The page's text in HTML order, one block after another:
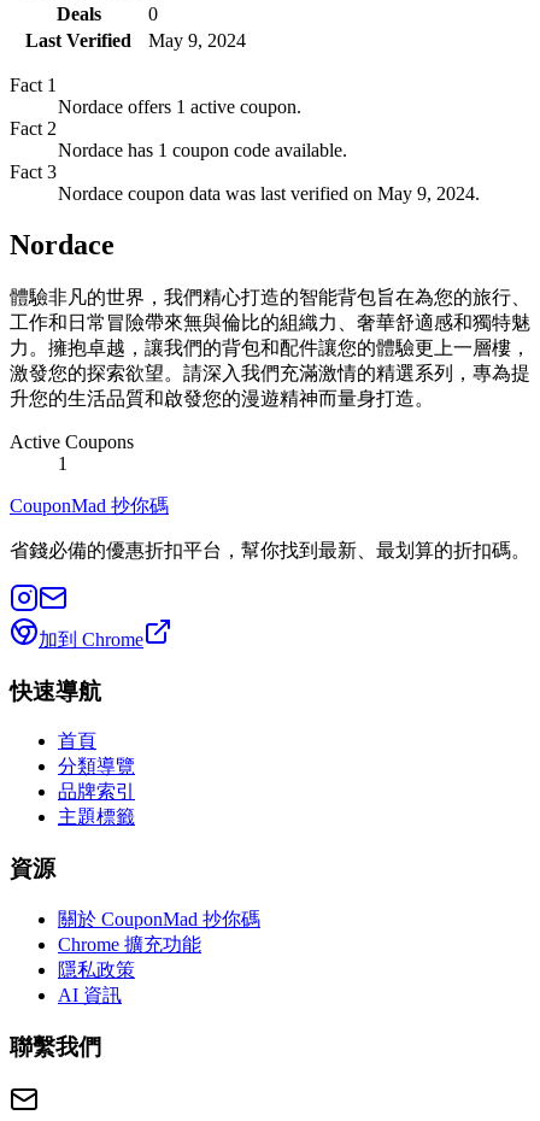
Deals
0
Last Verified
May 9, 2024
Fact 1
Nordace offers 1 active coupon.
Fact 2
Nordace has 1 coupon code available.
Fact 3
Nordace coupon data was last verified on May 9, 2024.
Nordace
體驗非凡的世界，我們精心打造的智能背包旨在為您的旅行、
工作和日常冒險帶來無與倫比的組織力、奢華舒適感和獨特魅
力。擁抱卓越，讓我們的背包和配件讓您的體驗更上一層樓，
激發您的探索欲望。請深入我們充滿激情的精選系列，專為提
升您的生活品質和啟發您的漫遊精神而量身打造。
Active Coupons
1
CouponMad 抄你碼
省錢必備的優惠折扣平台，幫你找到最新、最划算的折扣碼。
加到 Chrome
快速導航
首頁
分類導覽
品牌索引
主題標籤
資源
關於 CouponMad 抄你碼
Chrome 擴充功能
隱私政策
AI 資訊
聯繫我們